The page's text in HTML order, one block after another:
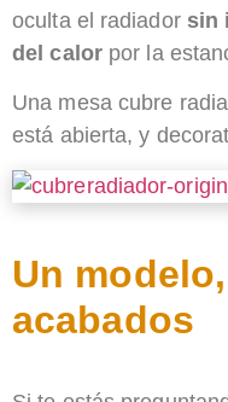
oculta el radiador s​in
del calorpor la
Una mesa cubre
está abierta, y
Un
acabados